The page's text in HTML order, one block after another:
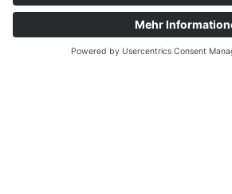
zurück zur Übersicht
Steuererklärungen
Gestaltende Steuerberatung